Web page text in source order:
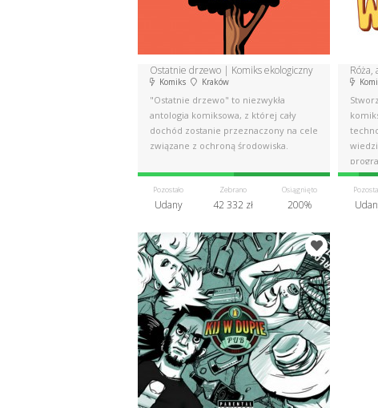
Ostatnie drzewo | Komiks ekologiczny
Komiks Kraków
"Ostatnie drzewo" to niezwykła
antologia komiksowa, z której cały
dochód zostanie przeznaczony na cele
związane z ochroną środowiska.
Pozostało
Udany
Zebrano
42 332 zł
Osiągnięto
200%
Róża,